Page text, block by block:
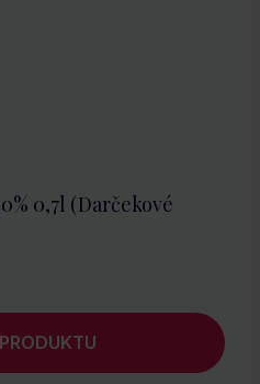
0,7l (darčekové